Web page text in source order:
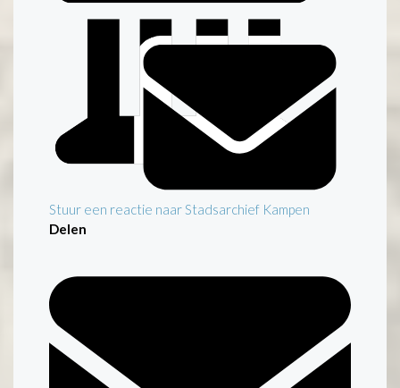
Stuur een reactie naar Stadsarchief Kampen
Delen